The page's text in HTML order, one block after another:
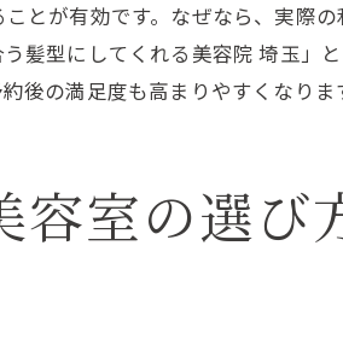
ーで魅力を引き出す美容室選び
判の埼玉美容室の魅力を紹介
美容室の新常識
で選ぶ美容室のポイントと注意点
とが有効です。なぜなら、実際
髪型にしてくれる美容院 埼玉」
後の満足度も高まりやすくなりま
容室の選び